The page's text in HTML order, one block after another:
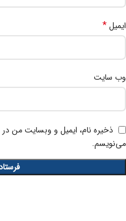
ایمیل*
وب‌ سایت
ذخیره نام، ایمیل و وبسایت من در
می‌نویسم.